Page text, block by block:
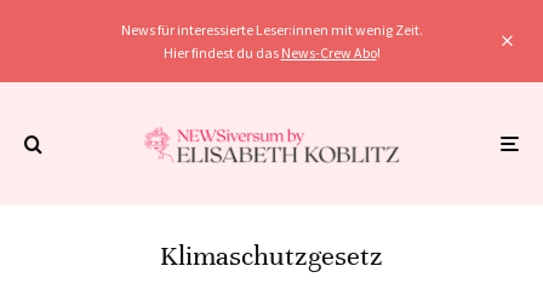
News für interessierte Leser:innen mit wenig Zeit.
Hier findest du das News-Crew Abo!
Klimaschutzgesetz